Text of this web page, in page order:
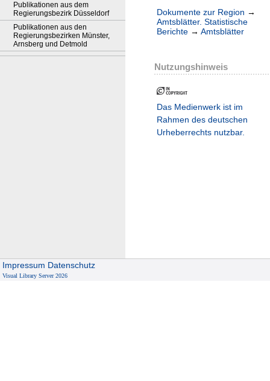
Publikationen aus dem
Regierungsbezirk Düsseldorf
Publikationen aus den
Regierungsbezirken Münster,
Arnsberg und Detmold
Dokumente zur Region →
Amtsblätter. Statistische
Berichte → Amtsblätter
Nutzungshinweis
Das Medienwerk ist im
Rahmen des deutschen
Urheberrechts nutzbar.
Impressum Datenschutz
Visual Library Server 2026